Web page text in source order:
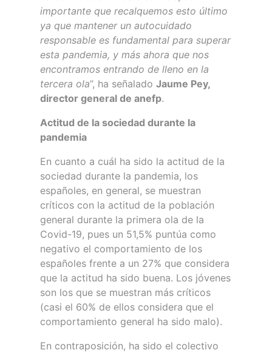
importante que recalquemos esto último
ya que mantener un autocuidado
responsable es fundamental para superar
esta pandemia, y más ahora que nos
encontramos entrando de lleno en la
tercera ola”, ha señalado Jaume Pey,
director general de anefp.
Actitud de la sociedad durante la
pandemia
En cuanto a cuál ha sido la actitud de la
sociedad durante la pandemia, los
españoles, en general, se muestran
críticos con la actitud de la población
general durante la primera ola de la
Covid-19, pues un 51,5% puntúa como
negativo el comportamiento de los
españoles frente a un 27% que considera
que la actitud ha sido buena. Los jóvenes
son los que se muestran más críticos
(casi el 60% de ellos considera que el
comportamiento general ha sido malo).
En contraposición, ha sido el colectivo